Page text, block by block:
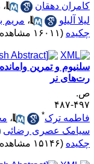
دهقان
،
آلیلو
،مریم
(۱۶۰۱۱ مشاهده)
و تمرین
نر
۴۸۷
ترک* ،
عصری رضائی
(۱۵۱۴۶ مشاهده)